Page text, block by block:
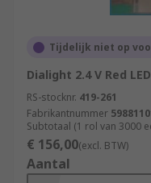
Tijdelijk niet op
Dialight 2.4 V Red
RS-stocknr. 419-261
Fabrikantnummer
Subtotaal (1 rol van 3000
€ 156,00(excl. BTW)
Aantal